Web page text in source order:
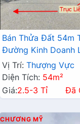
Bán Thửa Đất 54m
Đường Kinh Doanh
Vị Trí: Thượng Vực
Diện Tích: 54m²
Giá:2.5-3 Tỉ Đã
CHƯƠNG MỸ